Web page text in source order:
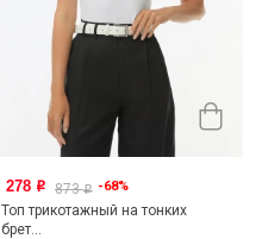
278 o 873o -68%
Топ трикотажный на тонких
брет...